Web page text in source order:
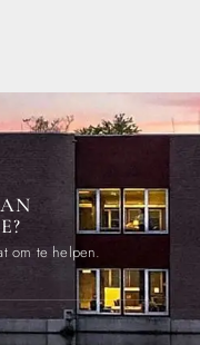
om te helpen.